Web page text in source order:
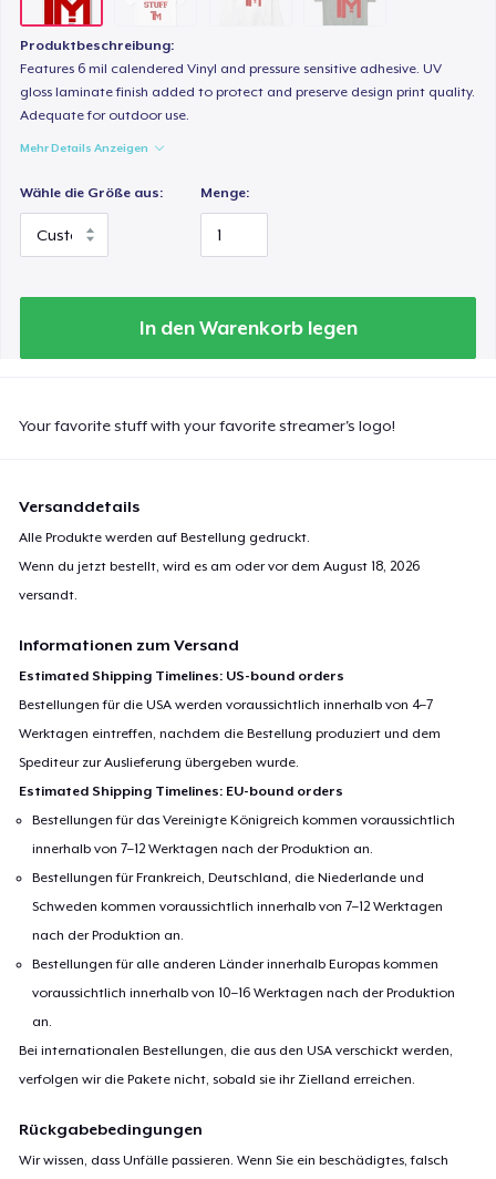
Produktbeschreibung:
Features 6 mil calendered Vinyl and pressure sensitive adhesive. UV
gloss laminate finish added to protect and preserve design print quality.
Adequate for outdoor use.
Mehr Details Anzeigen
Wähle die Größe aus: Menge:
In den Warenkorb legen
Your favorite stuff with your favorite streamer's logo!
Versanddetails
Alle Produkte werden auf Bestellung gedruckt.
Wenn du jetzt bestellt, wird es am oder vor demAugust 18, 2026
versandt.
Informationen zum Versand
Estimated Shipping Timelines: US-bound orders
Bestellungen für die USA werden voraussichtlich innerhalb von 4–7
Werktagen eintreffen, nachdem die Bestellung produziert und dem
Spediteur zur Auslieferung übergeben wurde.
Estimated Shipping Timelines: EU-bound orders
Bestellungen für das Vereinigte Königreich kommen voraussichtlich
innerhalb von 7–12 Werktagen nach der Produktion an.
Bestellungen für Frankreich, Deutschland, die Niederlande und
Schweden kommen voraussichtlich innerhalb von 7–12 Werktagen
nach der Produktion an.
Bestellungen für alle anderen Länder innerhalb Europas kommen
voraussichtlich innerhalb von 10–16 Werktagen nach der Produktion
an.
Bei internationalen Bestellungen, die aus den USA verschickt werden,
verfolgen wir die Pakete nicht, sobald sie ihr Zielland erreichen.
Rückgabebedingungen
Wir wissen, dass Unfälle passieren. Wenn Sie ein beschädigtes, falsch